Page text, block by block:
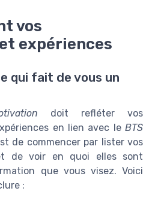
vos
expériences
qui fait de vous un
doit refléter vos
en lien avec le BTS
de commencer par lister vos
de voir en quoi elles sont
que vous visez. Voici
: